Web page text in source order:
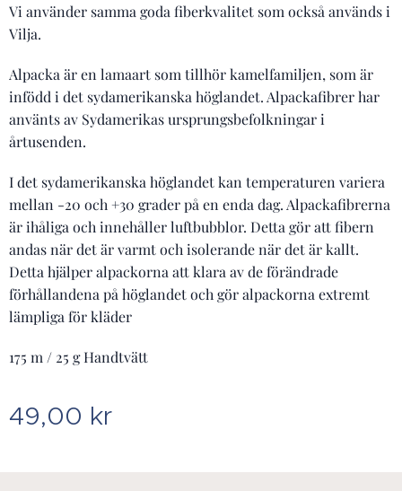
Vi använder samma goda fiberkvalitet som också används i
Vilja.
Alpacka är en lamaart som tillhör kamelfamiljen, som är
infödd i det sydamerikanska höglandet. Alpackafibrer har
använts av Sydamerikas ursprungsbefolkningar i
årtusenden.
I det sydamerikanska höglandet kan temperaturen variera
mellan -20 och +30 grader på en enda dag. Alpackafibrerna
är ihåliga och innehåller luftbubblor. Detta gör att fibern
andas när det är varmt och isolerande när det är kallt.
Detta hjälper alpackorna att klara av de förändrade
förhållandena på höglandet och gör alpackorna extremt
lämpliga för kläder
175 m / 25 g Handtvätt
49,00 kr